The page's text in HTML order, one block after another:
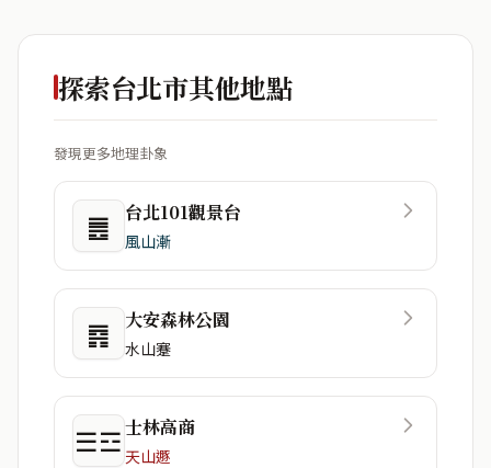
探索台北市其他地點
發現更多地理卦象
䷌ 台北101觀景台
風山漸
䷴ 大安森林公園
水山蹇
☰☲士林高商
天山遯